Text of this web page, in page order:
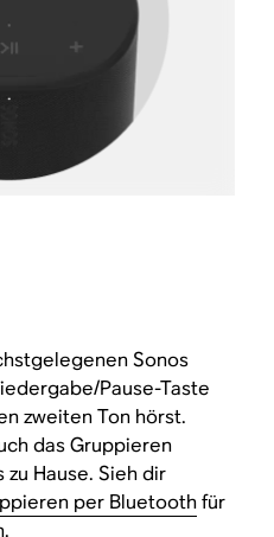
Sonos
Pause-Taste
zweiten Ton hörst.
das Gruppieren
Hause. Sieh dir
per Bluetoothfür